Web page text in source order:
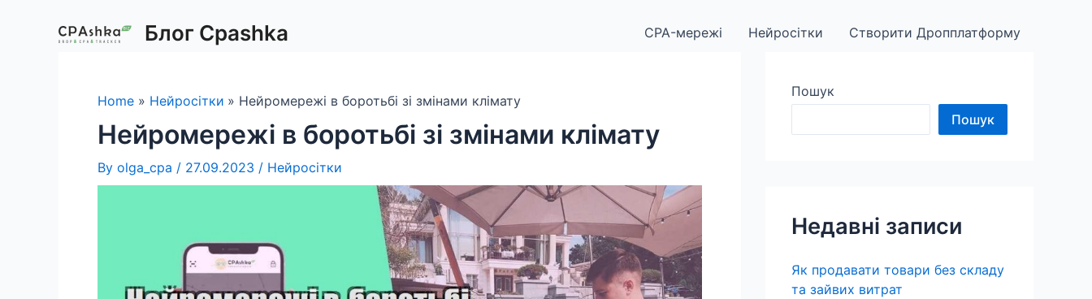
Блог Cpashka CPA-мережі Нейросітки Створити Дропплатформу
Home Нейросітки Нейромережі в боротьбі зі змінами клімату
Нейромережі в боротьбі зі змінами клімату
By olga_cpa / 27.09.2023 / Нейросітки
Пошук
Пошук
Недавні записи
Як продавати товари без складу
та зайвих витрат